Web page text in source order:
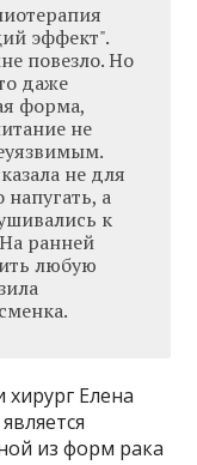
эффект".
повезло. Но
даже
форма,
не
не для
напугать, а
к
ранней
любую
Елена
из форм рака